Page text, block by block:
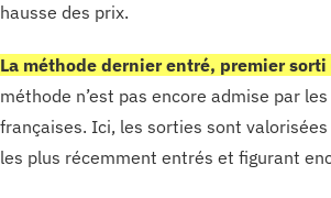
hausse des prix.
La méthode dernier entré, premier sorti
méthode n’est pas encore admise par
françaises. Ici, les sorties sont
les plus récemment entrés et figurant